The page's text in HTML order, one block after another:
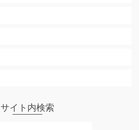
サイト内検索